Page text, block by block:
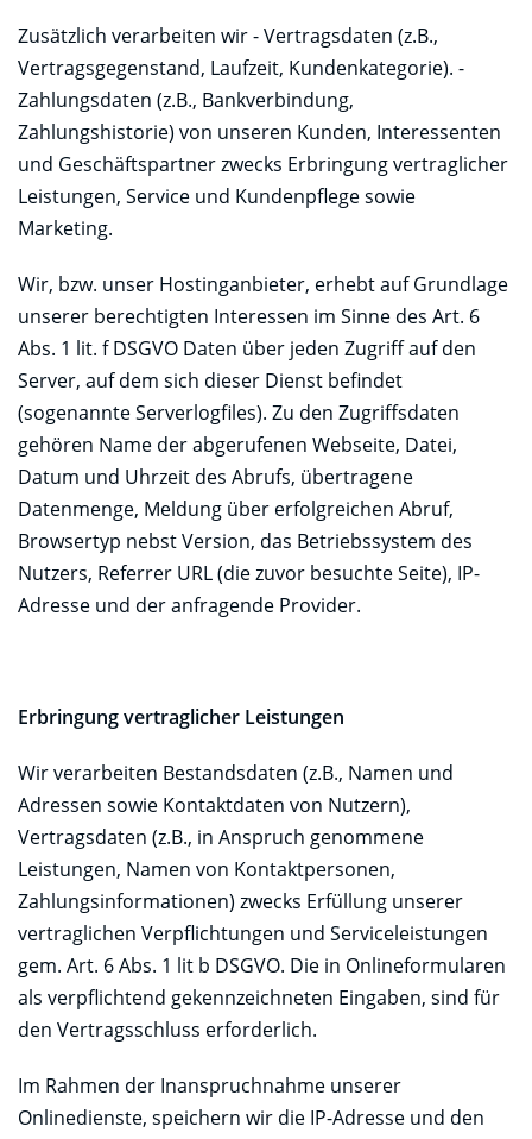
Zusätzlich verarbeiten wir - Vertragsdaten (z.B.,
Vertragsgegenstand, Laufzeit, Kundenkategorie). -
Zahlungsdaten (z.B., Bankverbindung,
Zahlungshistorie) von unseren Kunden, Interessenten
und Geschäftspartner zwecks Erbringung vertraglicher
Leistungen, Service und Kundenpflege sowie
Marketing.
Wir, bzw. unser Hostinganbieter, erhebt auf Grundlage
unserer berechtigten Interessen im Sinne des Art. 6
Abs. 1 lit. f DSGVO Daten über jeden Zugriff auf den
Server, auf dem sich dieser Dienst befindet
(sogenannte Serverlogfiles). Zu den Zugriffsdaten
gehören Name der abgerufenen Webseite, Datei,
Datum und Uhrzeit des Abrufs, übertragene
Datenmenge, Meldung über erfolgreichen Abruf,
Browsertyp nebst Version, das Betriebssystem des
Nutzers, Referrer URL (die zuvor besuchte Seite), IP-
Adresse und der anfragende Provider.
Erbringung vertraglicher Leistungen
Wir verarbeiten Bestandsdaten (z.B., Namen und
Adressen sowie Kontaktdaten von Nutzern),
Vertragsdaten (z.B., in Anspruch genommene
Leistungen, Namen von Kontaktpersonen,
Zahlungsinformationen) zwecks Erfüllung unserer
vertraglichen Verpflichtungen und Serviceleistungen
gem. Art. 6 Abs. 1 lit b DSGVO. Die in Onlineformularen
als verpflichtend gekennzeichneten Eingaben, sind für
den Vertragsschluss erforderlich.
Im Rahmen der Inanspruchnahme unserer
Onlinedienste, speichern wir die IP-Adresse und den